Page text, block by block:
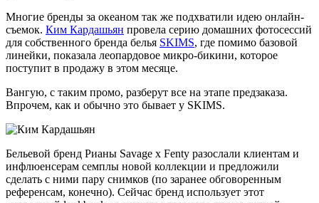
Многие бренды за океаном так же подхватили идею онлайн-
съемок. Ким Кардашьян провела серию домашних фотосессий
для собственного бренда белья SKIMS, где помимо базовой
линейки, показала леопардовое микро-бикини, которое
поступит в продажу в этом месяце.
Вангую, с таким промо, разберут все на этапе предзаказа.
Впрочем, как и обычно это бывает у SKIMS.
Бельевой бренд Рианы Savage x Fenty разослали клиентам и
инфлюенсерам семплы новой коллекции и предложили
сделать с ними пару снимков (по заранее обговоренным
референсам, конечно). Сейчас бренд использует этот